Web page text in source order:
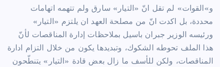
و»القوات» لم تقل انّ «التيار» سارق ولم تتهمه اتهامات
محددة، بل اكدت انّ من مصلحة العهد ان يلتزم «التيار»
ورئيسه الوزير جبران باسيل بملاحظات إدارة المناقصات لأنّ
هذا الملف تحوطه الشكوك، وتبديدها يكون من خلال التزام ادارة
المناقصات، ولكن للأسف ما زال بعض قادة «التيار» يتنطّحون